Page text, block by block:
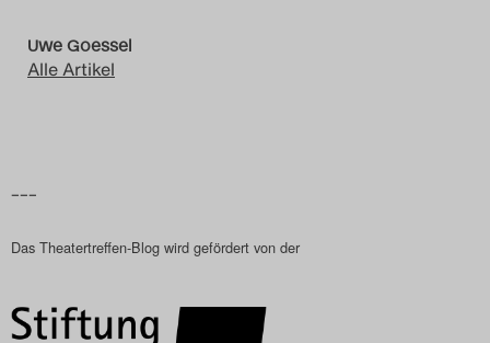
Uwe Goessel
Alle Artikel
–––
Das Theatertreffen-Blog wird gefördert von der